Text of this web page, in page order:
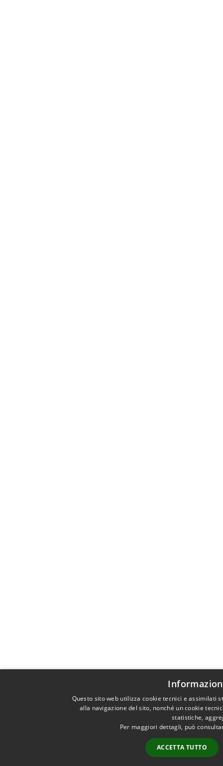
Questo sito web utilizza cookie tecnici e assimilati
alla navigazione del sito, nonché un cookie
statistiche,
Per maggiori dettagli, può
ACCETTA TUTTO